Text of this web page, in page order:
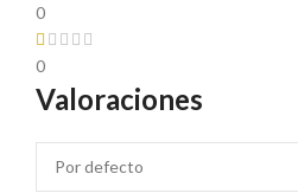
0
0
Valoraciones